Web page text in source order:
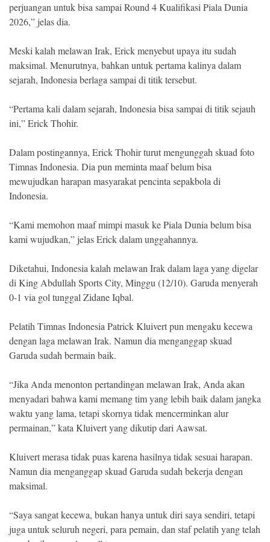
perjuangan untuk bisa sampai Round 4 Kualifikasi Piala Dunia
2026,” jelas dia.
Meski kalah melawan Irak, Erick menyebut upaya itu sudah
maksimal. Menurutnya, bahkan untuk pertama kalinya dalam
sejarah, Indonesia berlaga sampai di titik tersebut.
“Pertama kali dalam sejarah, Indonesia bisa sampai di titik sejauh
ini,” Erick Thohir.
Dalam postingannya, Erick Thohir turut mengunggah skuad foto
Timnas Indonesia. Dia pun meminta maaf belum bisa
mewujudkan harapan masyarakat pencinta sepakbola di
Indonesia.
“Kami memohon maaf mimpi masuk ke Piala Dunia belum bisa
kami wujudkan,” jelas Erick dalam unggahannya.
Diketahui, Indonesia kalah melawan Irak dalam laga yang digelar
di King Abdullah Sports City, Minggu (12/10). Garuda menyerah
0-1 via gol tunggal Zidane Iqbal.
Pelatih Timnas Indonesia Patrick Kluivert pun mengaku kecewa
dengan laga melawan Irak. Namun dia menganggap skuad
Garuda sudah bermain baik.
“Jika Anda menonton pertandingan melawan Irak, Anda akan
menyadari bahwa kami memang tim yang lebih baik dalam jangka
waktu yang lama, tetapi skornya tidak mencerminkan alur
permainan,” kata Kluivert yang dikutip dari Aawsat.
Kluivert merasa tidak puas karena hasilnya tidak sesuai harapan.
Namun dia menganggap skuad Garuda sudah bekerja dengan
maksimal.
“Saya sangat kecewa, bukan hanya untuk diri saya sendiri, tetapi
juga untuk seluruh negeri, para pemain, dan staf pelatih yang telah